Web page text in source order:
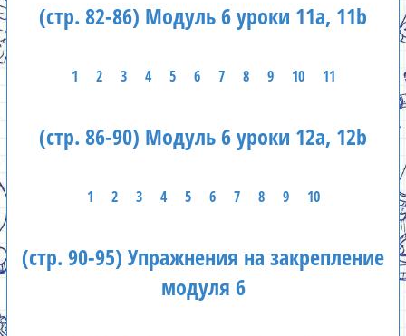
(стр. 82-86) Модуль 6 уроки 11а, 11b
1 2 3 4 5 6 7 8 9 10 11
(стр. 86-90) Модуль 6 уроки 12а, 12b
1 2 3 4 5 6 7 8 9 10
(стр. 90-95) Упражнения на закрепление
модуля 6